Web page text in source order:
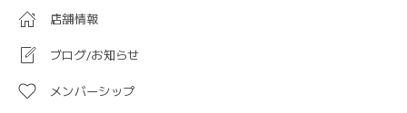
店舗情報
ブログ/お知らせ
メンバーシップ